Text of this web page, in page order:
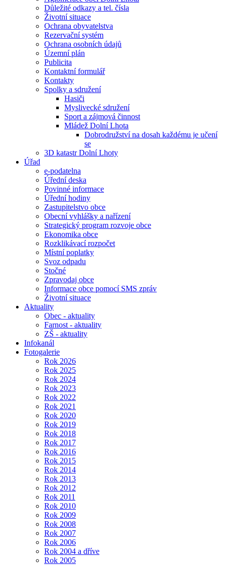
Důležité odkazy a tel. čísla
Životní situace
Ochrana obyvatelstva
Rezervační systém
Ochrana osobních údajů
Územní plán
Publicita
Kontaktní formulář
Kontakty
Spolky a sdružení
Hasiči
Myslivecké sdružení
Sport a zájmová činnost
Mládež Dolní Lhota
Dobrodružství na dosah každému je učení
se
3D katastr Dolní Lhoty
Úřad
e-podatelna
Úřední deska
Povinné informace
Úřední hodiny
Zastupitelstvo obce
Obecní vyhlášky a nařízení
Strategický program rozvoje obce
Ekonomika obce
Rozklikávací rozpočet
Místní poplatky
Svoz odpadu
Stočné
Zpravodaj obce
Informace obce pomocí SMS zpráv
Životní situace
Aktuality
Obec - aktuality
Farnost - aktuality
ZŠ - aktuality
Infokanál
Fotogalerie
Rok 2026
Rok 2025
Rok 2024
Rok 2023
Rok 2022
Rok 2021
Rok 2020
Rok 2019
Rok 2018
Rok 2017
Rok 2016
Rok 2015
Rok 2014
Rok 2013
Rok 2012
Rok 2011
Rok 2010
Rok 2009
Rok 2008
Rok 2007
Rok 2006
Rok 2004 a dříve
Rok 2005